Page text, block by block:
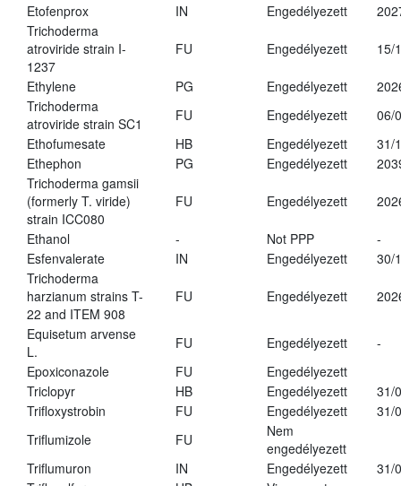
Etofenprox
IN Engedélyezett
Trichoderma
atroviride strain I-
1237
FU Engedélyezett 15/
Ethylene PG Engedélyezett
Trichoderma
atroviride strain SC1
FU Engedélyezett
06/
Ethofumesate
HB Engedélyezett
31/
Ethephon
PG Engedélyezett
Trichoderma gamsii
(formerly T. viride)
strain ICC080
FU Engedélyezett
Ethanol - Not PPP
-
Esfenvalerate
IN Engedélyezett
30/
Trichoderma
harzianum strains T-
22 and ITEM 908
FU Engedélyezett
Equisetum arvense
L.
FU Engedélyezett
-
Epoxiconazole
FU
Engedélyezett
Triclopyr
HB Engedélyezett
31/
Trifloxystrobin
FU Engedélyezett
31/
Triflumizole
FU
Nem
engedélyezett
Triflumuron
IN Engedélyezett
31/